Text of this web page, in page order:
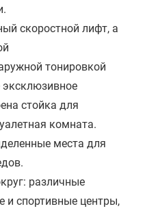
скоростной лифт, а
тонировкой
эксклюзивное
стойка для
комната.
места для
различные
и спортивные центры,